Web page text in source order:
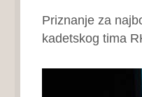
Priznanje za
kadetskog tima